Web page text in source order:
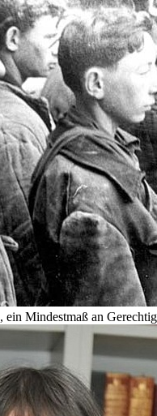
Mindestmaß an